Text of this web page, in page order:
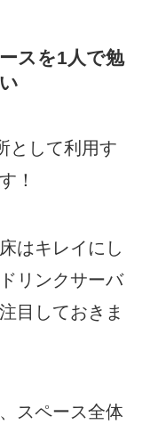
スを1人で勉
として利用す
！
はキレイにし
リンクサーバ
目しておきま
スペース全体